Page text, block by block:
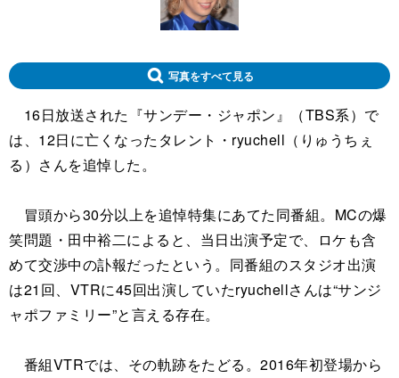
写真をすべて見る
16日放送された『サンデー・ジャポン』（TBS系）で
は、12日に亡くなったタレント・ryuchell（りゅうちぇ
る）さんを追悼した。
冒頭から30分以上を追悼特集にあてた同番組。MCの爆
笑問題・田中裕二によると、当日出演予定で、ロケも含
めて交渉中の訃報だったという。同番組のスタジオ出演
は21回、VTRに45回出演していたryuchellさんは“サンジ
ャポファミリー”と言える存在。
番組VTRでは、その軌跡をたどる。2016年初登場から